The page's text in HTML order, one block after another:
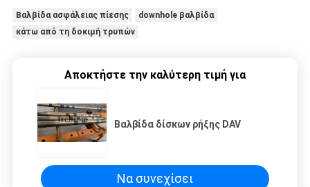
Βαλβίδα ασφάλειας πίεσης
downhole βαλβίδα
κάτω από τη δοκιμή τρυπών
Αποκτήστε την καλύτερη τιμή για
Βαλβίδα δίσκων ρήξης DAV
Να συνεχίσει